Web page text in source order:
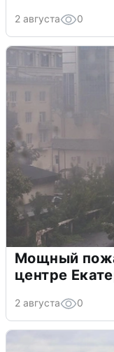
2 августа 0
Мощный
центре
2 августа 0